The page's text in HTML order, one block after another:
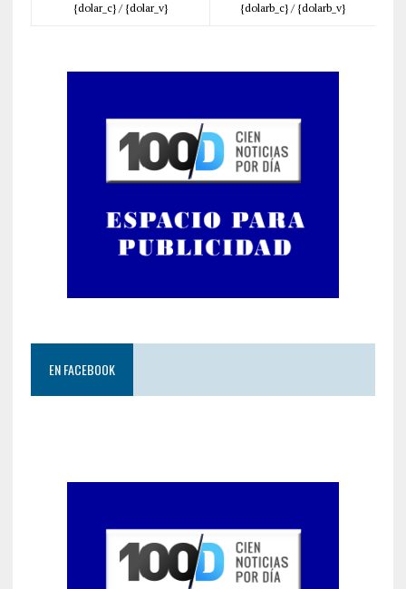
{dolar_c} / {dolar_v} {dolarb_c} / {dolarb_v}
EN FACEBOOK